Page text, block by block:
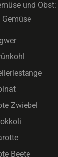
und Obst:
Gemüse
Zwiebel
Beete